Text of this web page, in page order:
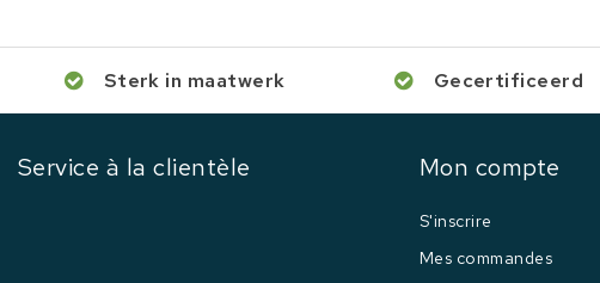
Sterk in maatwerk Gecertificeerd
Service à la clientèle Mon compte
S'inscrire
Mes commandes